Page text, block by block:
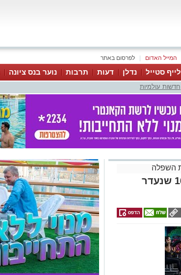
לפרסום באתר המייל האדום
לייף סטייל נדלן דעות תרבות נוער בנס ציונה
חדשות עולמיות
השפלה
זקא מעדכנת לגבי החיפושים של הנער בן 16 שנעדר